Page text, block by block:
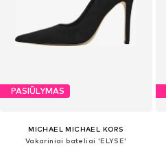
PASIŪLYMAS
MICHAEL MICHAEL KORS
Vakariniai bateliai 'ELYSE'